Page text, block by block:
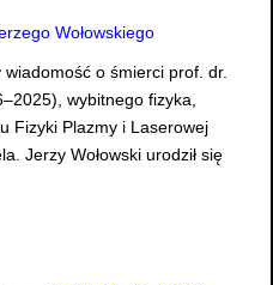
o śmierci prof. dr.
wybitnego fizyka,
Fizyki Plazmy i Laserowej
Jerzy Wołowski urodził się